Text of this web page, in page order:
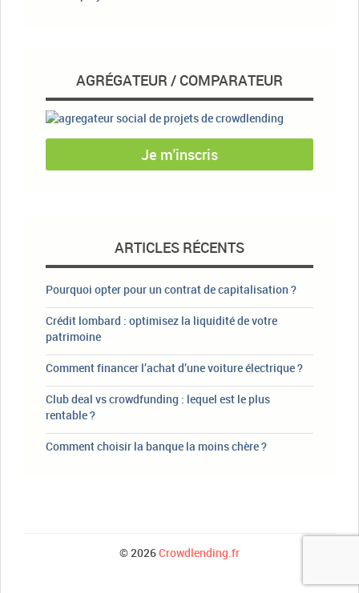
AGRÉGATEUR / COMPARATEUR
Je m'inscris
ARTICLES RÉCENTS
Pourquoi opter pour un contrat de capitalisation ?
Crédit lombard : optimisez la liquidité de votre
patrimoine
Comment financer l’achat d’une voiture électrique ?
Club deal vs crowdfunding : lequel est le plus
rentable ?
Comment choisir la banque la moins chère ?
© 2026Crowdlending.fr